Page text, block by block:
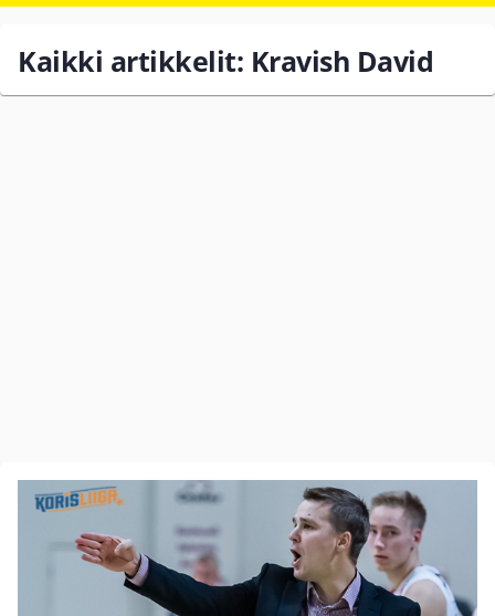
Kaikki artikkelit: Kravish David